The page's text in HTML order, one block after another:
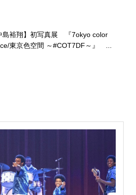
島裕翔】初写真展 『7okyo color
東京色空間 ～#COT7DF～』 ...